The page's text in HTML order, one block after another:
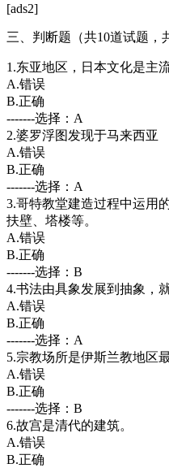
[ads2]
三、判断题（共10道试题，
1.东亚地区，日本文化是主
A.错误
B.正确
-------选择：A
2.婆罗浮图发现于马来西亚
A.错误
B.正确
-------选择：A
3.哥特教堂建造过程中运用
扶壁、塔楼等。
A.错误
B.正确
-------选择：B
4.书法由具象发展到抽象，
A.错误
B.正确
-------选择：A
5.宗教场所是伊斯兰教地区
A.错误
B.正确
-------选择：B
6.故宫是清代的建筑。
A.错误
B.正确